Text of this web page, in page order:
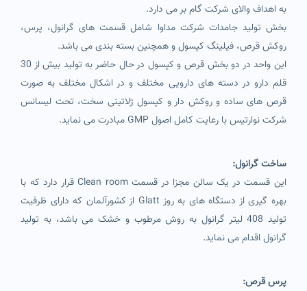
به اهداف والای شرکت گام بر می دارد.
بخش تولید جامدات شرکت مداوا شامل قسمت های گرانول، پرس،
روکش قرص، فیلینگ کپسول و همچنین بسته بندی می باشد.
این واحد در دو بخش قرص و کپسول در حال حاضر به تولید بیش از 30
قلم دارو در دسته های دارویی مختلف و در اشکال مختلف به صورت
قرص های ساده و روکش دار و کپسول ژلاتینی سخت، تحت لیسانس
شرکت نوارتیس با رعایت کامل اصول GMP مبادرت می نماید.
ساخت گرانول:
این قسمت در یک سالن مجزا در قسمت Clean room قرار دارد که با
بهره گیری از دستگاه های به روز Glatt از کشورآلمان که دارای ظرفیت
تولید 408 لیتر گرانول به روش مرطوب و خشک می باشد، به تولید
گرانول اقدام می نماید.
پرس قرص: